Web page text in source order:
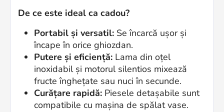
De ce este ideal ca cadou?
Portabil și versatil: Se încarcă ușor și
încape în orice ghiozdan.
Putere și eficiență: Lama din oțel
inoxidabil și motorul silentios mixează
fructe înghețate sau nuci în secunde.
Curățare rapidă: Piesele detașabile sunt
compatibile cu mașina de spălat vase.